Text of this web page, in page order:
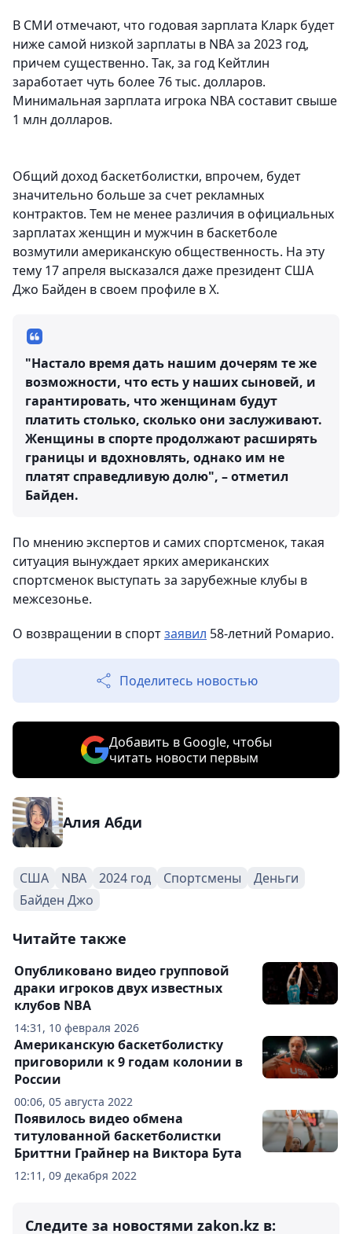
В СМИ отмечают, что годовая зарплата Кларк будет
ниже самой низкой зарплаты в NBA за 2023 год,
причем существенно. Так, за год Кейтлин
заработает чуть более 76 тыс. долларов.
Минимальная зарплата игрока NBA составит свыше
1 млн долларов.
Общий доход баскетболистки, впрочем, будет
значительно больше за счет рекламных
контрактов. Тем не менее различия в официальных
зарплатах женщин и мужчин в баскетболе
возмутили американскую общественность. На эту
тему 17 апреля высказался даже президент США
Джо Байден в своем профиле в Х.
"Настало время дать нашим дочерям те же
возможности, что есть у наших сыновей, и
гарантировать, что женщинам будут
платить столько, сколько они заслуживают.
Женщины в спорте продолжают расширять
границы и вдохновлять, однако им не
платят справедливую долю", – отметил
Байден.
По мнению экспертов и самих спортсменок, такая
ситуация вынуждает ярких американских
спортсменок выступать за зарубежные клубы в
межсезонье.
О возвращении в спортзаявил 58-летний Ромарио.
Поделитесь новостью
Добавить в Google, чтобы
читать новости первым
Алия Абди
США NBA 2024 год Спортсмены
Деньги
Байден Джо
Читайте также
14:31, 10 февраля 2026
Опубликовано видео групповой
драки игроков двух известных
клубов NBA
00:06, 05 августа 2022
Американскую баскетболистку
приговорили к 9 годам колонии в
России
12:11, 09 декабря 2022
Появилось видео обмена
титулованной баскетболистки
Бриттни Грайнер на Виктора Бута
Следите за новостями zakon.kz в: